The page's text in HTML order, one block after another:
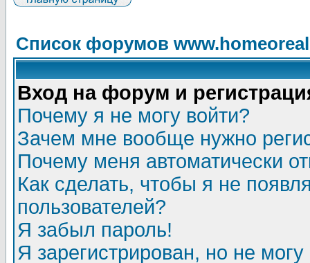
Список форумов
Вход на форум и
Почему я не могу войти?
Зачем мне вообще нужно
Почему меня автоматически
Как сделать, чтобы я не
пользователей?
Я забыл пароль!
Я зарегистрирован, но не могу